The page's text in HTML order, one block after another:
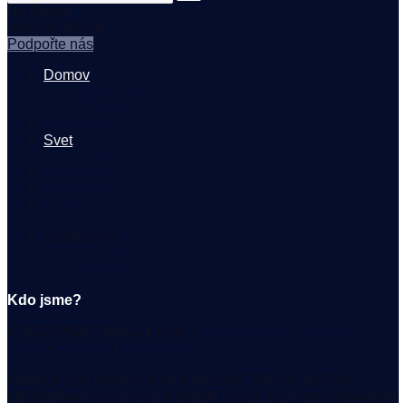
Podpořte nás
Domov
Svet
Kdo jsme?